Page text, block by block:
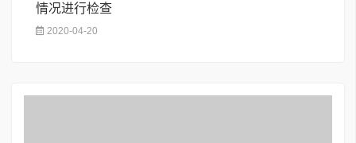
情况进行检查
2020-04-20